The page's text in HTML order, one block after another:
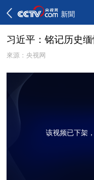
新聞
习近平：铭记历史
來源：央视网
该视频已下架